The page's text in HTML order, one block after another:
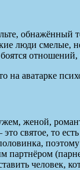
обнажённый
люди смелые,
женой,
святое, то
партнёром
человек,